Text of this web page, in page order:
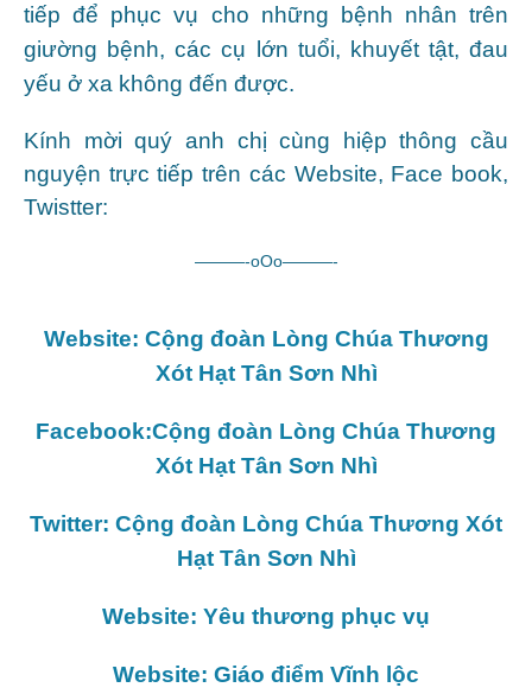
tiếp để phục vụ cho những bệnh nhân trên
giường bệnh, các cụ lớn tuổi, khuyết tật, đau
yếu ở xa không đến được.
Kính mời quý anh chị cùng hiệp thông cầu
nguyện trực tiếp trên các Website, Face book,
Twistter:
———-oOo———-
Website: Cộng đoàn Lòng Chúa Thương
Xót Hạt Tân Sơn Nhì
Facebook:Cộng đoàn Lòng Chúa Thương
Xót Hạt Tân Sơn Nhì
Twitter: Cộng đoàn Lòng Chúa Thương Xót
Hạt Tân Sơn Nhì
Website: Yêu thương phục vụ
Website: Giáo điểm Vĩnh lộc